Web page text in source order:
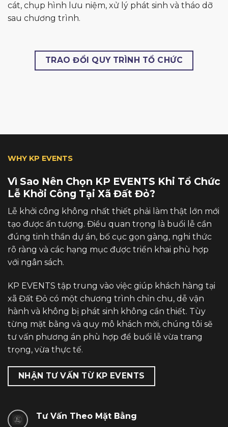
cát, chụp hình lưu niệm, xử lý phát sinh và tháo dỡ
sau chương trình.
TRAO ĐỔI QUY TRÌNH TỔ CHỨC
WHY KP EVENTS
Vì Sao Nên Chọn KP EVENTS Khi Tổ Chức
Lễ Khởi Công Tại Xã Đất Đỏ?
Lễ khởi công không nhất thiết phải làm thật lớn mới
tạo được ấn tượng. Điều quan trọng là buổi lễ cần
đúng tinh thần dự án, bố cục gọn gàng, nghi thức
rõ ràng và các hạng mục được triển khai phù hợp
với ngân sách.
KP EVENTS tập trung vào việc giúp khách hàng tại
xã Đất Đỏ có một chương trình chỉn chu, dễ vận
hành và không bị phát sinh không cần thiết. Tùy
từng mặt bằng và quy mô khách mời, chúng tôi sẽ
tư vấn phương án phù hợp để buổi lễ vừa trang
trọng, vừa thực tế.
NHẬN TƯ VẤN TỪ KP EVENTS
Tư Vấn Theo Mặt Bằng